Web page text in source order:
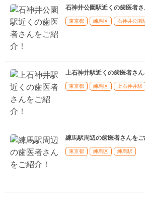
石神井公園駅近くの歯医者さ
東京都 練馬区 石神井公園
上石神井駅近くの歯医者さん
東京都 練馬区 上石神井駅
練馬駅周辺の歯医者さんをご
東京都 練馬区 練馬駅